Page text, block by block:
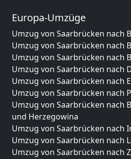
Europa-Umzüge
Umzug von Saarbrücken nach
Umzug von Saarbrücken nach
Umzug von Saarbrücken nach
Umzug von Saarbrücken nach
Umzug von Saarbrücken nach
Umzug von Saarbrücken nach
Umzug von Saarbrücken nach
und Herzegowina
Umzug von Saarbrücken nach
Umzug von Saarbrücken nach
Umzug von Saarbrücken nach